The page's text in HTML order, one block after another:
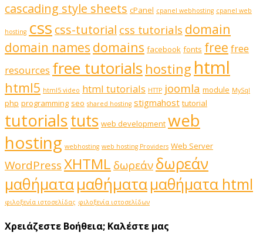
cascading style sheets cPanel cpanel webhosting cpanel web
hosting css css-tutorial css tutorials domain
domain names domains facebook fonts free free
resources free tutorials hosting html
html5 html5 video html tutorials HTTP joomla module MySql
php programming seo shared hosting stigmahost tutorial
tutorialstuts web development web
hosting webhosting web hosting Providers Web Server
WordPressXHTML δωρεάνδωρεάν
μαθήματαμαθήματαμαθήματα html
φιλοξενία ιστοσελίδας φιλοξενία ιστοσελίδων
Χρειάζεστε Βοήθεια; Καλέστε μας